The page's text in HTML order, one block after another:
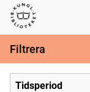
Svenska tidningar
Filtrera
Tidsperiod